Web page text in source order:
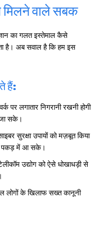
मिलने वाले सबक
का गलत इस्तेमाल कैसे
है। अब सवाल है कि हम इस
हैं:
पर लगातार निगरानी रखनी होगी
सके।
सुरक्षा उपायों को मज़बूत किया
पकड़ में आ सके।
उद्योग को ऐसे धोखाधड़ी से
लोगों के खिलाफ सख्त कानूनी